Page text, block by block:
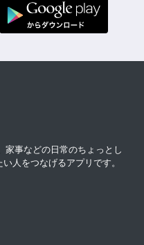
事などの日常のちょっとし
人をつなげるアプリです。